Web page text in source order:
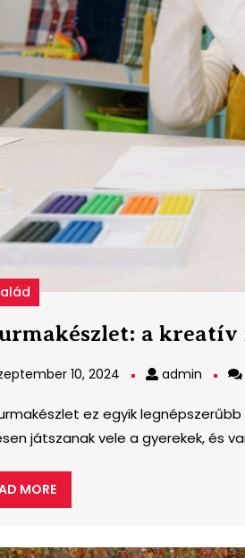
a kreatív
10, 2024 admin admin
ez egyik
játszanak vele a gyerekek, és
MOREREAD
MORE